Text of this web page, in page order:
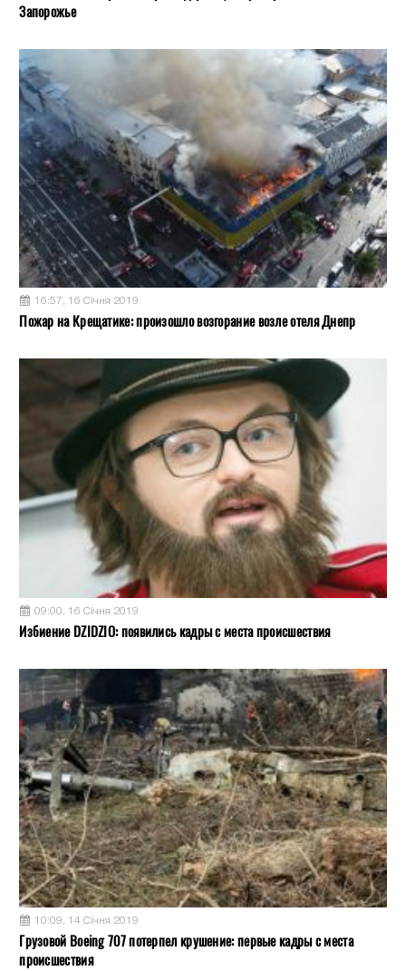
Запорожье
16:57, 16 Січня 2019
Пожар на Крещатике: произошло возгорание возле отеля Днепр
09:00, 16 Січня 2019
Избиение DZIDZIO: появились кадры с места происшествия
10:09, 14 Січня 2019
Грузовой Boeing 707 потерпел крушение: первые кадры с места
происшествия